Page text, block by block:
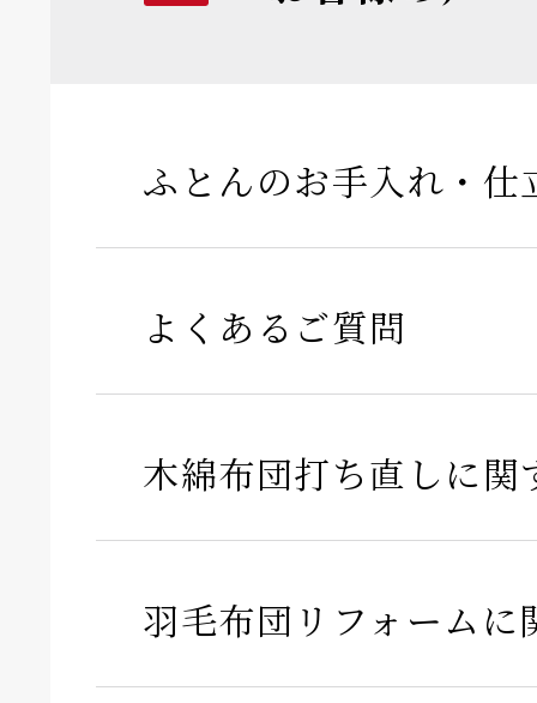
ふとんのお手入れ・仕
よくあるご質問
木綿布団打ち直しに関
羽毛布団リフォームに